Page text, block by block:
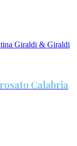
Calabria